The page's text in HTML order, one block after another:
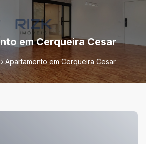
em Cerqueira Cesar
Apartamento em Cerqueira Cesar